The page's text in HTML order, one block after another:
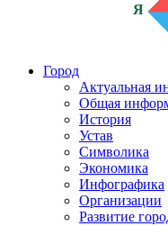
Я
Город
Актуальная
Общая
История
Устав
Символика
Экономика
Инфографика
Организации
Развитие